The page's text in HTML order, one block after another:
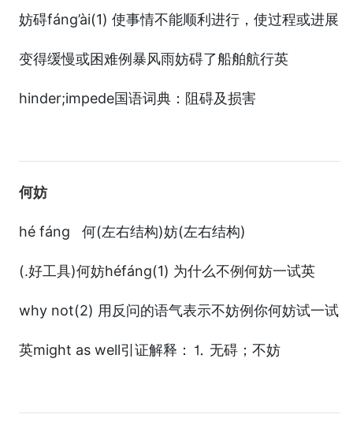
妨碍fáng’ài(1) 使事情不能顺利进行，使过程或进展
变得缓慢或困难例暴风雨妨碍了船舶航行英
hinder;impede国语词典：阻碍及损害
何妨
hé fáng 何(左右结构)妨(左右结构)
(.好工具)何妨héfáng(1) 为什么不例何妨一试英
why not(2) 用反问的语气表示不妨例你何妨试一试
英might as well引证解释：⒈ 无碍；不妨